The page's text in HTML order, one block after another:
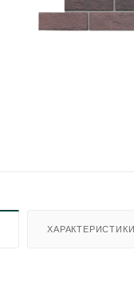
ХАРАКТЕРИСТИКИ